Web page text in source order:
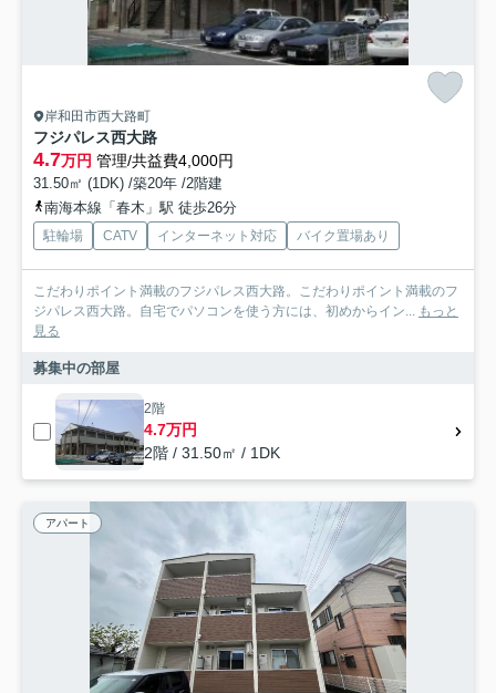
岸和田市西大路町
フジパレス西大路
4.7万円 管理/共益費4,000円
31.50㎡ (1DK) /築20年 /2階建
南海本線「春木」駅 徒歩26分
駐輪場 CATV インターネット対応 バイク置場あり
こだわりポイント満載のフジパレス西大路。こだわりポイント満載のフ
ジパレス西大路。自宅でパソコンを使う方には、初めからイン... もっと
見る
募集中の部屋
2階
4.7万円
2階 / 31.50㎡ / 1DK
アパート